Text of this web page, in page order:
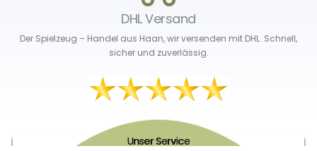
DHL Versand
Der Spielzeug – Handel aus Haan, wir versenden mit DHL. Schnell,
sicher und zuverlässig.
Unser Service